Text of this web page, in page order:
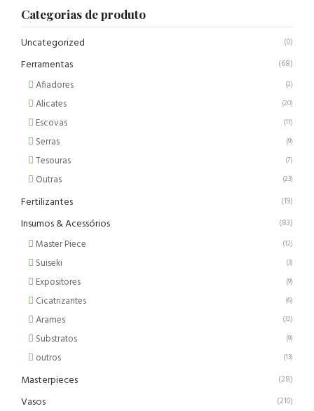
Categorias de produto
Uncategorized (0)
Ferramentas (68)
Afiadores (2)
Alicates (20)
Escovas (11)
Serras (9)
Tesouras (7)
Outras (23)
Fertilizantes (19)
Insumos & Acessórios (83)
Master Piece (12)
Suiseki (3)
Expositores (9)
Cicatrizantes (6)
Arames (32)
Substratos (9)
outros (13)
Masterpieces (28)
Vasos (210)